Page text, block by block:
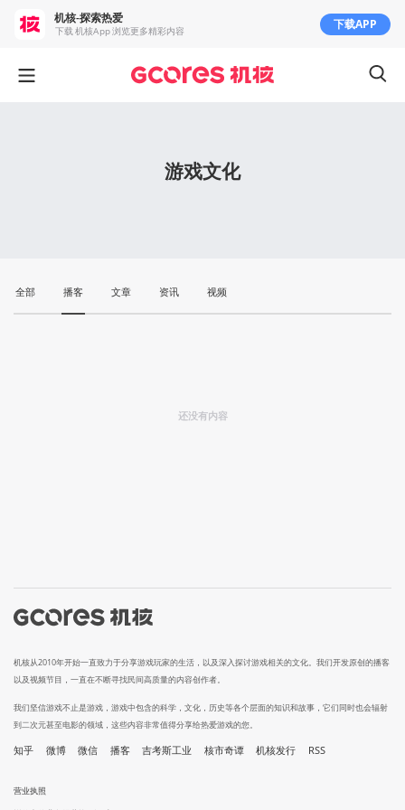
游戏文化
全部 播客 文章 资讯 视频
还没有内容
机核从2010年开始一直致力于分享游戏玩家的生活，以及深入探讨游戏相关的文化。我们开发原创的播客
以及视频节目，一直在不断寻找民间高质量的内容创作者。
我们坚信游戏不止是游戏，游戏中包含的科学，文化，历史等各个层面的知识和故事，它们同时也会辐射
到二次元甚至电影的领域，这些内容非常值得分享给热爱游戏的您。
知乎 微博 微信 播客 吉考斯工业 核市奇谭 机核发行 RSS
营业执照
机核-探索热爱
下载 机核App 浏览更多精彩内容 下载APP